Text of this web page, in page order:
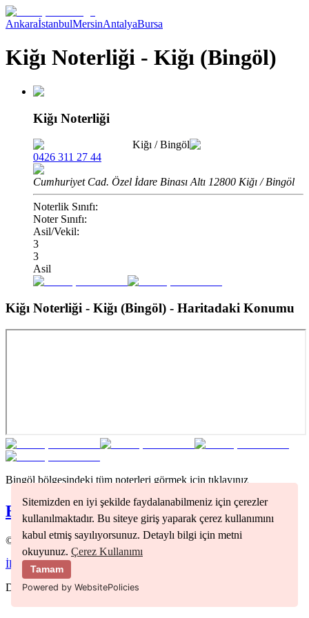
Sitemizden en iyi şekilde faydalanabilmeniz için çerezler
kullanılmaktadır. Bu siteye giriş yaparak çerez kullanımını
kabul etmiş sayılıyorsunuz. Detaylı bilgi için metni
okuyunuz. Çerez Kullanımı
Tamam
Powered by WebsitePolicies
AnkaraİstanbulMersinAntalyaBursa
Kiğı Noterliği - Kiğı (Bingöl)
Kiğı Noterliği
Kiğı /Bingöl
0426 311 27 44
Cumhuriyet Cad. Özel İdare Binası Altı 12800 Kiğı / Bingöl
Noterlik Sınıfı:
Noter Sınıfı:
Asil/Vekil:
3
3
Asil
Kiğı Noterliği - Kiğı (Bingöl) - Haritadaki Konumu
Bingöl bölgesindeki tüm noterleri görmek için tıklayınız
BingölNoterleri
© 2026Nöbetçi Noter
İletişimKullanım Koşulları
DeveloperMEHMET ERDOĞAN